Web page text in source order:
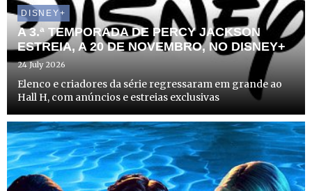
DISNEY+
A 3.ª TEMPORADA DE PERCY JACKSON
ESTREIA, A 20 DE NOVEMBRO, NO DISNEY+
24 July 2026
Elenco e criadores da série regressaram em grande ao
Hall H, com anúncios e estreias exclusivas